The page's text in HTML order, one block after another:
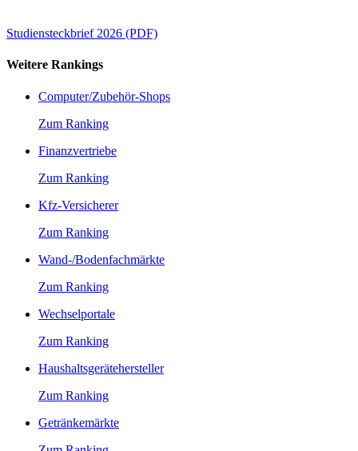
Studiensteckbrief 2026 (PDF)
Weitere Rankings
Computer/Zubehör-Shops
Zum Ranking
Finanzvertriebe
Zum Ranking
Kfz-Versicherer
Zum Ranking
Wand-/Bodenfachmärkte
Zum Ranking
Wechselportale
Zum Ranking
Haushaltsgerätehersteller
Zum Ranking
Getränkemärkte